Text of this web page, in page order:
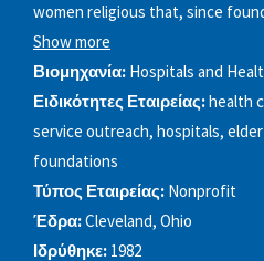
women religious that, since
Show more
Βιομηχανία: Hospitals and
Ειδικότητες Εταιρείας:health
service outreach, hospitals,
foundations
Τύπος Εταιρείας: Nonprofit
Έδρα:Cleveland, Ohio
Ιδρύθηκε: 1982